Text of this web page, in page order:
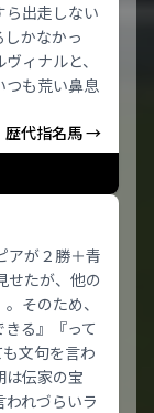
ら出走しない
かなかっ
ィナルと、
つも荒い鼻息
歴代指名馬 →
アが２勝＋青
せたが、他の
そのため、
る』『って
文句を言わ
は伝家の宝
れづらいラ